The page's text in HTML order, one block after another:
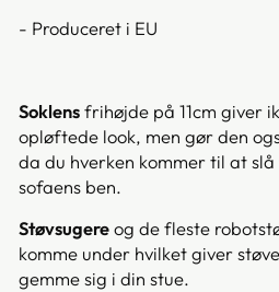
- Produceret i EU
Soklensfrihøjde på 11cm giver
opløftede look, men gør den
da du hverken kommer til at
sofaens ben.
Støvsugereog de fleste
komme under hvilket giver
gemme sig i din stue.